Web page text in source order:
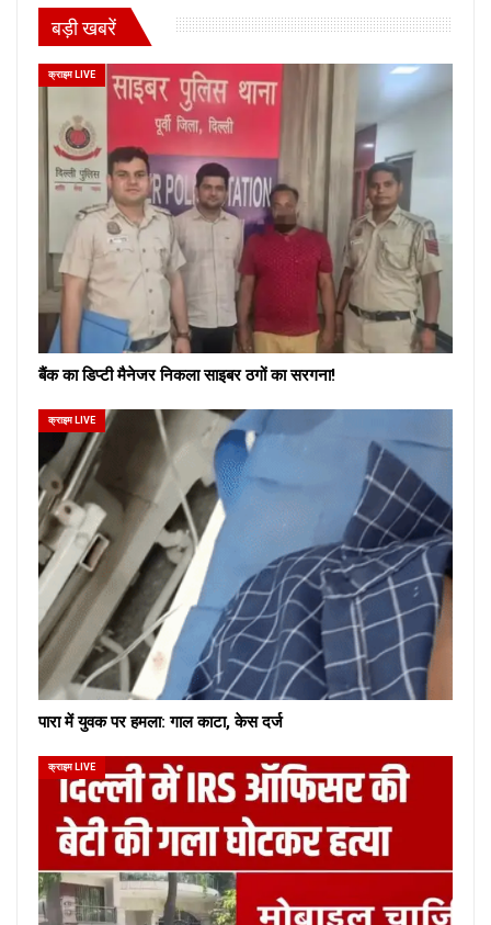
बड़ी खबरें
क्राइम LIVE
बैंक का डिप्टी मैनेजर निकला साइबर ठगों का सरगना!
क्राइम LIVE
पारा में युवक पर हमला: गाल काटा, केस दर्ज
क्राइम LIVE